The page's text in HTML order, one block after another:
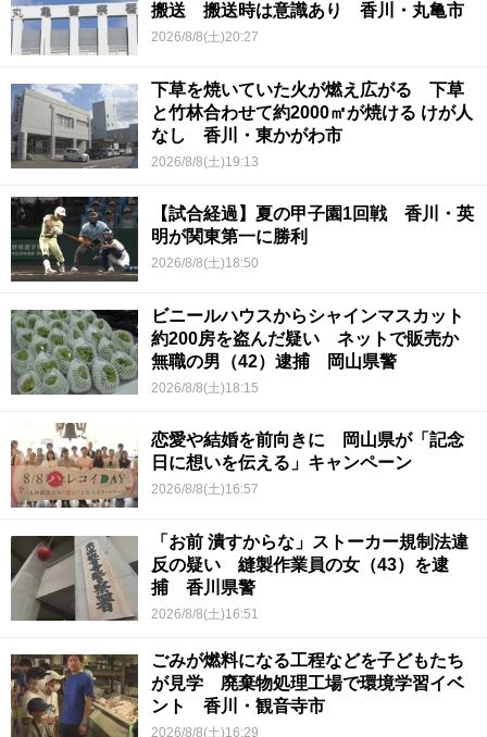
搬送 搬送時は意識あり 香川・丸亀市
2026/8/8(土)20:27
下草を焼いていた火が燃え広がる 下草
と竹林合わせて約2000㎡が焼ける けが人
なし 香川・東かがわ市
2026/8/8(土)19:13
【試合経過】夏の甲子園1回戦 香川・英
明が関東第一に勝利
2026/8/8(土)18:50
ビニールハウスからシャインマスカット
約200房を盗んだ疑い ネットで販売か
無職の男（42）逮捕 岡山県警
2026/8/8(土)18:15
恋愛や結婚を前向きに 岡山県が「記念
日に想いを伝える」キャンペーン
2026/8/8(土)16:57
「お前 潰すからな」ストーカー規制法違
反の疑い 縫製作業員の女（43）を逮
捕 香川県警
2026/8/8(土)16:51
ごみが燃料になる工程などを子どもたち
が見学 廃棄物処理工場で環境学習イベ
ント 香川・観音寺市
2026/8/8(土)16:29